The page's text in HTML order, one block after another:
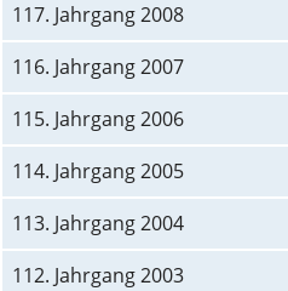
117. Jahrgang 2008
116. Jahrgang 2007
115. Jahrgang 2006
114. Jahrgang 2005
113. Jahrgang 2004
112. Jahrgang 2003